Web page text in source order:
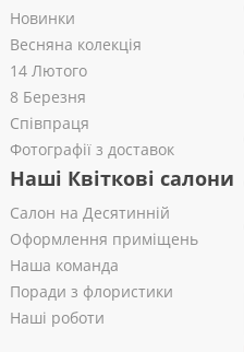
Новинки
Весняна колекція
14 Лютого
8 Березня
Співпраця
Фотографії з доставок
Наші Квіткові салони
Салон на Десятинній
Оформлення приміщень
Наша команда
Поради з флористики
Наші роботи